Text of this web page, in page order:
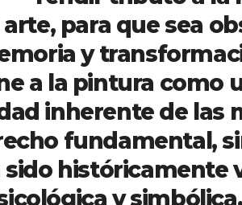
arte, para que sea
y
a la pintura como
inherente de las
fundamental,
históricamente
y